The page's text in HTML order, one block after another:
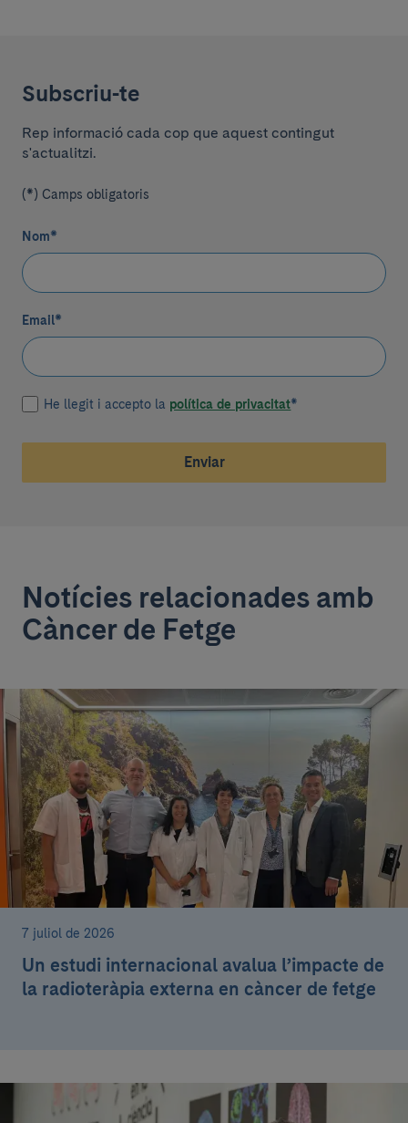
Subscriu-te
Rep informació cada cop que aquest contingut
s'actualitzi.
(*) Camps obligatoris
Nom*
Email*
He llegit i accepto la política de privacitat*
Enviar
Notícies relacionades amb
Càncer de Fetge
7 juliol de 2026
Un estudi internacional avalua l’impacte de
la radioteràpia externa en càncer de fetge